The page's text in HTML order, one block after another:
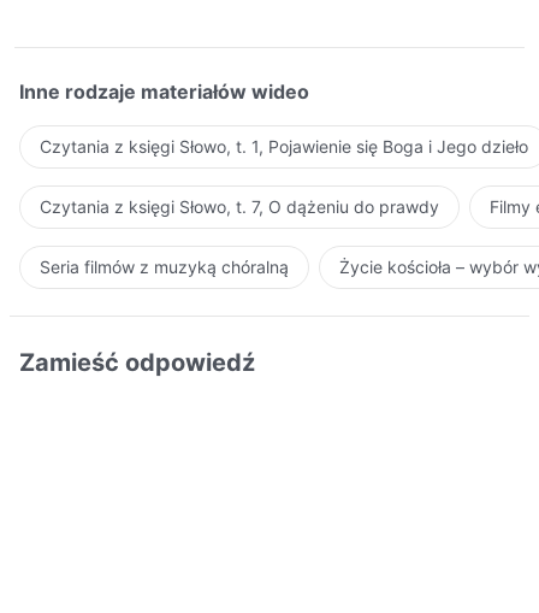
Inne rodzaje materiałów wideo
Czytania z księgi Słowo, t. 1, Pojawienie się Boga i Jego dzieło
Czytania z księgi Słowo, t. 7, O dążeniu do prawdy Filmy
Seria filmów z muzyką chóralną Życie kościoła – wybór
Zamieść odpowiedź